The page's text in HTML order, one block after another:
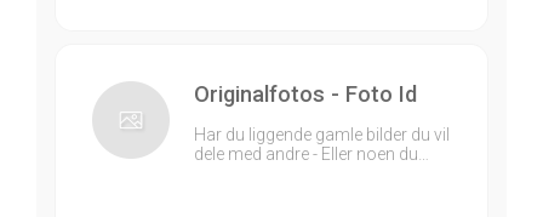
Originalfotos - Foto Id
Har du liggende gamle bilder du vil
dele med andre - Eller noen du…